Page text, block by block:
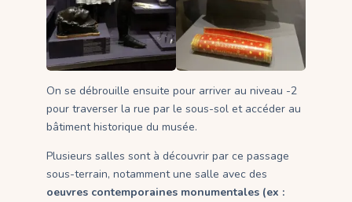
On se débrouille ensuite pour arriver au niveau -2
pour traverser la rue par le sous-sol et accéder au
bâtiment historique du musée.
Plusieurs salles sont à découvrir par ce passage
sous-terrain, notamment une salle avec des
oeuvres contemporaines monumentales (ex :